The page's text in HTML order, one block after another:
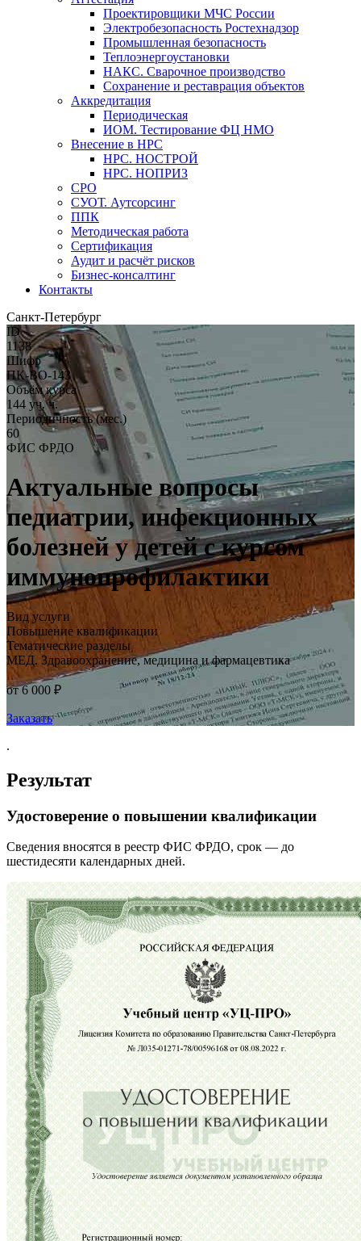
Проектировщики МЧС России
Электробезопасность Ростехнадзор
Промышленная безопасность
Теплоэнергоустановки
НАКС. Сварочное производство
Сохранение и реставрация объектов
Аккредитация
Периодическая
ИОМ. Тестирование ФЦ НМО
Внесение в НРС
НРС. НОСТРОЙ
НРС. НОПРИЗ
СРО
СУОТ. Аутсорсинг
ППК
Методическая работа
Сертификация
Аудит и расчёт рисков
Бизнес-консалтинг
Контакты
Санкт-Петербург
ID
1138
Шифр
ПК-ВО-143
Объём курса
144 уч. ч.
Периодичность (мес.)
60
ФИС ФРДО
Актуальные вопросы
педиатрии, инфекционных
болезней у детей с курсом
иммунопрофилактики
Вид услуги
Повышение квалификации
Тематические разделы
МЕД. Здравоохранение, медицина и фармацевтика
от 6 000 ₽
Заказать
.
Результат
Удостоверение о повышении квалификации
Сведения вносятся в реестр ФИС ФРДО, срок — до
шестидесяти календарных дней.